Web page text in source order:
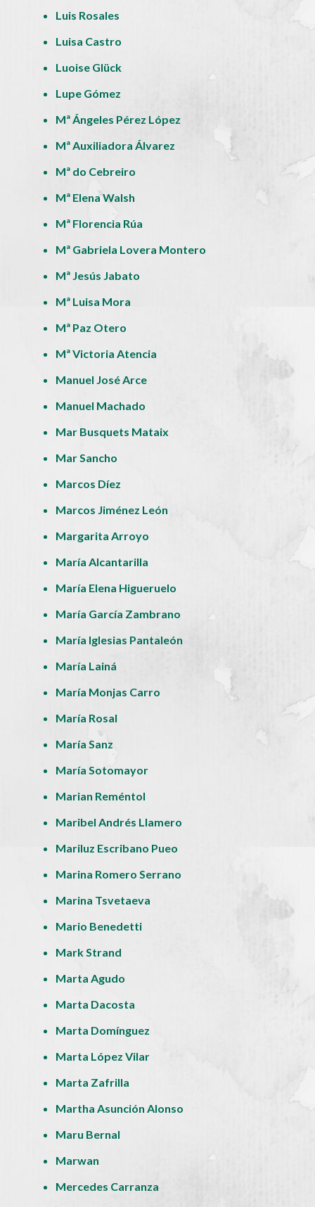
Luis Rosales
Luisa Castro
Luoise Glück
Lupe Gómez
Mª Ángeles Pérez López
Mª Auxiliadora Álvarez
Mª do Cebreiro
Mª Elena Walsh
Mª Florencia Rúa
Mª Gabriela Lovera Montero
Mª Jesús Jabato
Mª Luisa Mora
Mª Paz Otero
Mª Victoria Atencia
Manuel José Arce
Manuel Machado
Mar Busquets Mataix
Mar Sancho
Marcos Díez
Marcos Jiménez León
Margarita Arroyo
María Alcantarilla
María Elena Higueruelo
María García Zambrano
María Iglesias Pantaleón
María Lainá
María Monjas Carro
María Rosal
María Sanz
María Sotomayor
Marian Reméntol
Maribel Andrés Llamero
Mariluz Escribano Pueo
Marina Romero Serrano
Marina Tsvetaeva
Mario Benedetti
Mark Strand
Marta Agudo
Marta Dacosta
Marta Domínguez
Marta López Vilar
Marta Zafrilla
Martha Asunción Alonso
Maru Bernal
Marwan
Mercedes Carranza